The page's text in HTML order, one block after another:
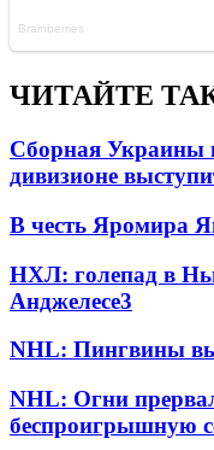
ЧИТАЙТЕ
Сборная Украины
дивизионе
В честь Яромира
НХЛ: голепад в
Анджелесе3
NHL: Пингвины
NHL: Огни
беспроигрышную